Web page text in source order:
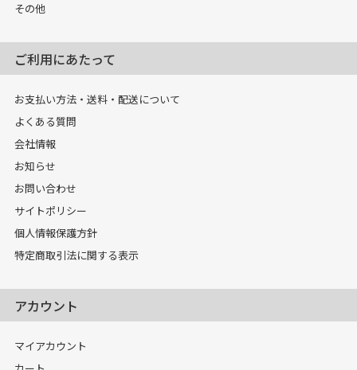
その他
ご利用にあたって
お支払い方法・送料・配送について
よくある質問
会社情報
お知らせ
お問い合わせ
サイトポリシー
個人情報保護方針
特定商取引法に関する表示
アカウント
マイアカウント